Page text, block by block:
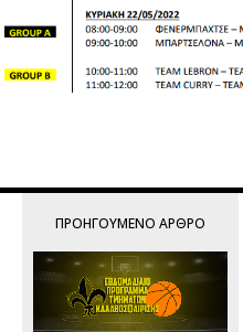
ΠΡΟΗΓΟΎΜΕΝΟ ΆΡΘΡΟ